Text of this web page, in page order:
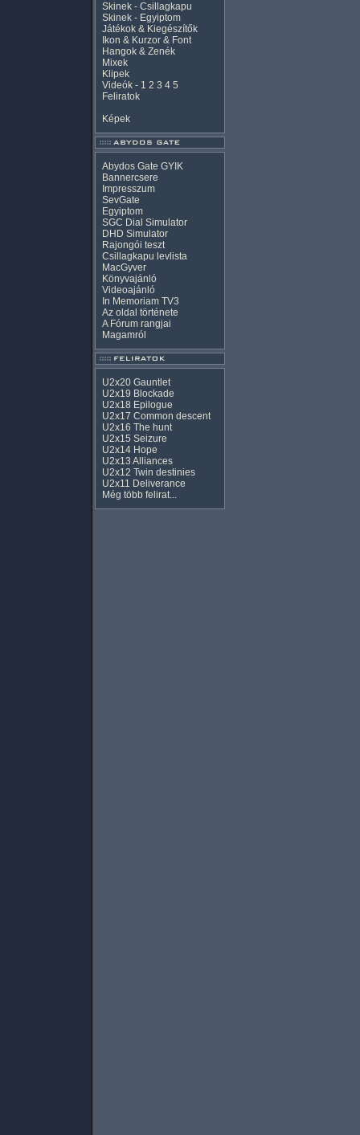
Skinek - Csillagkapu
Skinek - Egyiptom
Játékok & Kiegészítők
Ikon & Kurzor & Font
Hangok & Zenék
Mixek
Klipek
Videók - 1 2 3 4 5
Feliratok
Képek
Abydos Gate GYIK
Bannercsere
Impresszum
SevGate
Egyiptom
SGC Dial Simulator
DHD Simulator
Rajongói teszt
Csillagkapu levlista
MacGyver
Könyvajánló
Videoajánló
In Memoriam TV3
Az oldal története
A Fórum rangjai
Magamról
U2x20 Gauntlet
U2x19 Blockade
U2x18 Epilogue
U2x17 Common descent
U2x16 The hunt
U2x15 Seizure
U2x14 Hope
U2x13 Alliances
U2x12 Twin destinies
U2x11 Deliverance
Még több felirat...